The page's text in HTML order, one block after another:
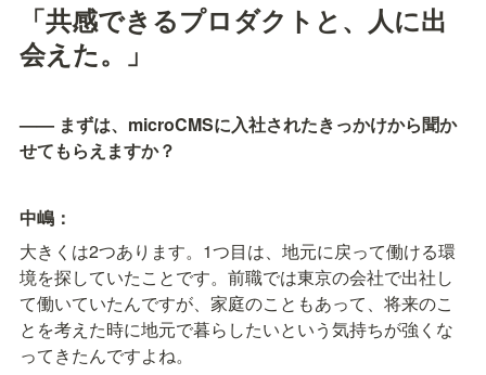
「共感できるプロダクトと、人に出
会えた。」
—— まずは、microCMSに入社されたきっかけから聞か
せてもらえますか？
中嶋：
大きくは2つあります。1つ目は、地元に戻って働ける環
境を探していたことです。前職では東京の会社で出社し
て働いていたんですが、家庭のこともあって、将来のこ
とを考えた時に地元で暮らしたいという気持ちが強くな
ってきたんですよね。